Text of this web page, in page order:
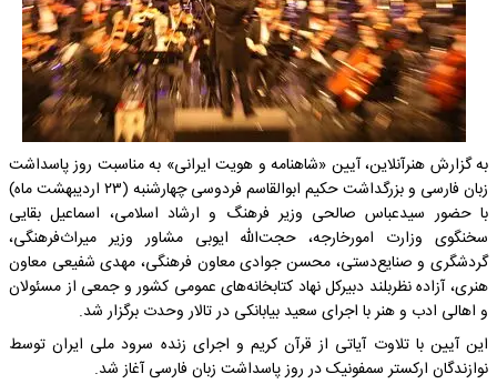
به گزارش هنرآنلاین، آیین «شاهنامه و هویت ایرانی» به مناسبت روز پاسداشت
زبان فارسی و بزرگداشت حکیم ابوالقاسم فردوسی چهارشنبه (۲۳ اردیبهشت ماه)
با حضور سیدعباس صالحی وزیر فرهنگ و ارشاد اسلامی، اسماعیل بقایی
سخنگوی وزارت امورخارجه، حجت‌الله ایوبی مشاور وزیر میراث‌فرهنگی،
گردشگری و صنایع‌دستی، محسن جوادی معاون فرهنگی، مهدی شفیعی معاون
هنری، آزاده نظربلند دبیرکل نهاد کتابخانه‌های عمومی کشور و جمعی از مسئولان
و اهالی ادب و هنر با اجرای سعید بیابانکی در تالار وحدت برگزار شد.
این آیین با تلاوت آیاتی از قرآن کریم و اجرای زنده سرود ملی ایران توسط
نوازندگان ارکستر سمفونیک در روز پاسداشت زبان فارسی آغاز شد.